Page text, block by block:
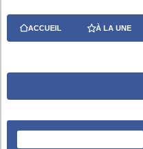
ACCUEIL À LA UNE